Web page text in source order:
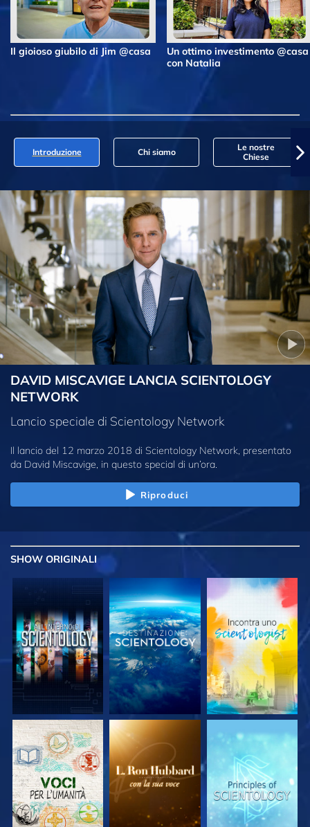
Il gioioso giubilo di Jim @casa
Un ottimo investimento @casa
con Natalia
Introduzione Chi siamo
Le nostre
Chiese
DAVID MISCAVIGE LANCIA SCIENTOLOGY
NETWORK
Lancio speciale di Scientology Network
Il lancio del 12 marzo 2018 di Scientology Network, presentato
da David Miscavige, in questo special di un’ora.
Riproduci
SHOW ORIGINALI
ESPLORA LE
SERIE
ESPLORA LE
SERIE
ESPLORA LE
SERIE